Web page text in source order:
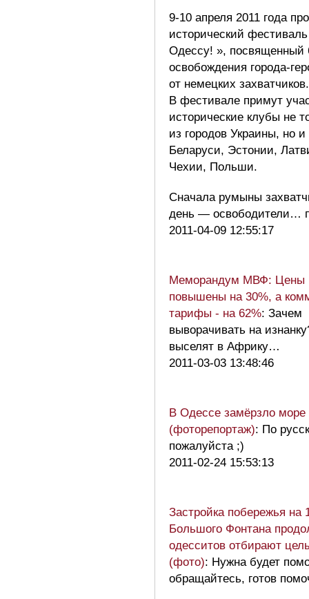
9-10 апреля 2011 года
исторический
Одессу! », посвященный
освобождения города-
от немецких захватчиков.
В фестивале примут
исторические клубы не
из городов Украины, но
Беларуси, Эстонии,
Чехии, Польши.
Сначала румыны
день — освободители…
2011-04-09 12:55:17
Меморандум МВФ: Цены
повышены на 30%, а
тарифы - на 62%: Зачем
выворачивать на
выселят в Африку…
2011-03-03 13:48:46
В Одессе замёрзло море
(фоторепортаж): По
пожалуйста ;)
2011-02-24 15:53:13
Застройка побережья на
Большого Фонтана
одесситов отбирают
(фото): Нужна будет
обращайтесь, готов